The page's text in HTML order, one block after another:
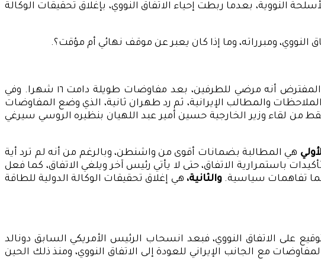
النووية، بعدما ربطت إحياء الاتفاق النووي، بإغلاق تحقيقات الوكالة
ومبرراته، وما إذا كان يعبر عن موقف نهائي أم مؤقت؟.
الاتحاد الأوروبي قد قدم في الثامن من أغسطس الماضي، نصا نهائيا من أجل إحياء الاتفاق النووي، من المفترض أنه مرضي للطرفين، بعد مفاوضات طويلة دامت ١٦ شهرا. وفي
والمطالب الإيرانية، ثم رد طهران ثانية، الذي وضع المفاوضات
فقط من لقاء وزير الخارجية حسين أمير عبد اللهيان بنظيره الروسي سيرغي
هي المطالبة بضمانات أقوى من واشنطن، وبالرغم من أنه لم ترد أية
باستمرارية الاتفاق، حتى لا يأتي رئيس آخر ويلغي الاتفاق، كما فعل
والثانية، هي إغلاق تحقيقات الوكالة الدولية للطاقة
على الاتفاق النووي، فبعد انسحاب الرئيس الأمريكي السابق دونالد
بمواصلة المفاوضات مع الجانب الإيراني للعودة إلى الاتفاق النووي، ومنذ ذلك الحين